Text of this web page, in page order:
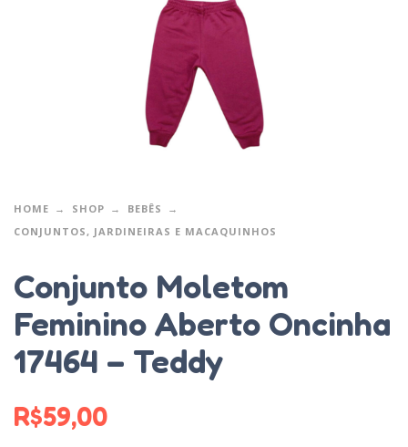
HOME SHOP
BEBÊS
CONJUNTOS, JARDINEIRAS E MACAQUINHOS
Conjunto Moletom
Feminino Aberto Oncinha
17464 – Teddy
R$59,00